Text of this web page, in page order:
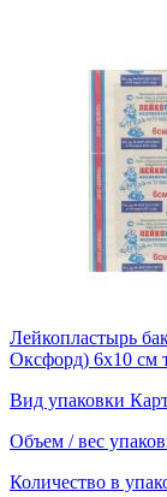
Лейкопластырь
Оксфорд) 6х10 см
Вид упаковки
Объем / вес
Количество в